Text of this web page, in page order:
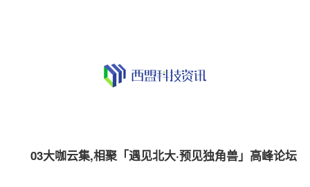
03大咖云集,相聚「遇见北大·预见独角兽」高峰论坛